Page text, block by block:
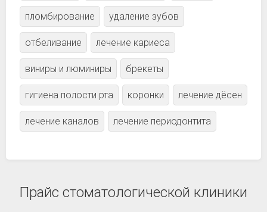
пломбирование удаление зубов
отбеливание лечение кариеса
виниры и люминиры брекеты
гигиена полости рта коронки лечение дёсен
лечение каналов лечение периодонтита
Прайс стоматологической клиники